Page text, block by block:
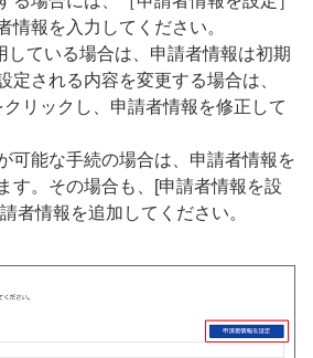
情報を入力してください。
している場合は、申請者情報は初期
定される内容を変更する場合は、
リックし、申請者情報を修正して
可能な手続の場合は、申請者情報を
す。その場合も、[申請者情報を設
者情報を追加してください。